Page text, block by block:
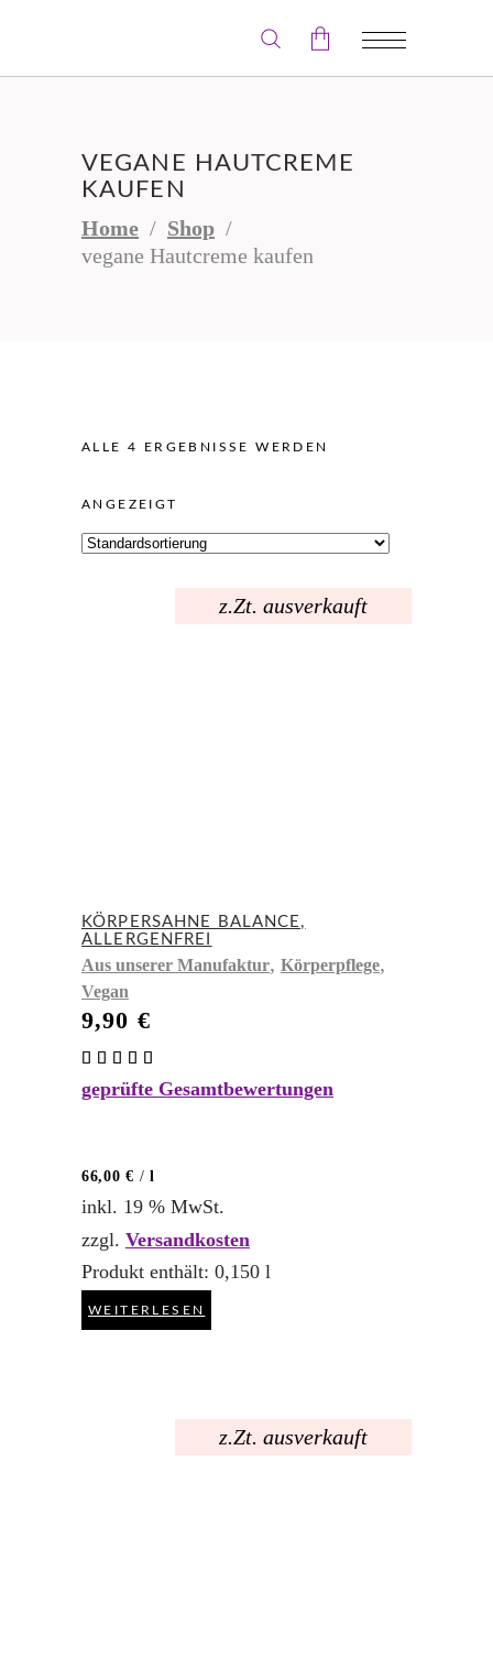
VEGANE HAUTCREME
KAUFEN
Home / Shop /
vegane Hautcreme kaufen
ALLE 4 ERGEBNISSE WERDEN
ANGEZEIGT
z.Zt. ausverkauft
KÖRPERSAHNE BALANCE,
ALLERGENFREI
Aus unserer Manufaktur, Körperpflege,
Vegan
9,90 €
5.00
geprüfte Gesamtbewertungen
66,00€ /l
inkl. 19 % MwSt.
zzgl. Versandkosten
Produkt enthält: 0,150 l
WEITERLESEN
z.Zt. ausverkauft